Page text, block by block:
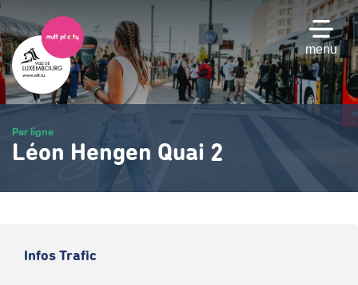
Passer
au
contenu
principal
menu
Par ligne
Léon Hengen Quai 2
Infos Trafic